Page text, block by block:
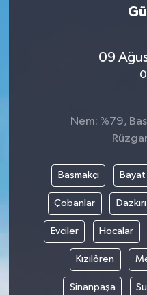
09
Nem: %79,
Başmakçı Bayat
Çobanlar Dazkırı
Evciler Hocalar
Kızılören
Sinanpaşa